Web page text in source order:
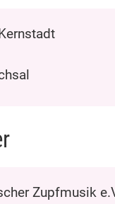
Zupfmusik